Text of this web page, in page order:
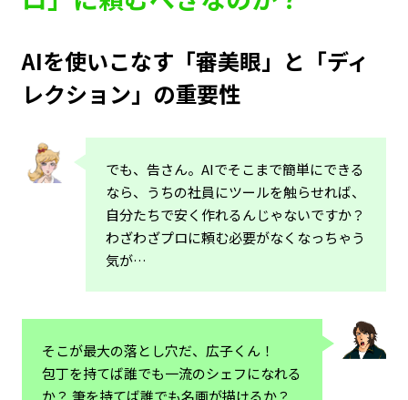
AIを使いこなす「審美眼」と「ディ
レクション」の重要性
でも、告さん。AIでそこまで簡単にできる
なら、うちの社員にツールを触らせれば、
自分たちで安く作れるんじゃないですか？
わざわざプロに頼む必要がなくなっちゃう
気が…
そこが最大の落とし穴だ、広子くん！
包丁を持てば誰でも一流のシェフになれる
か？ 筆を持てば誰でも名画が描けるか？